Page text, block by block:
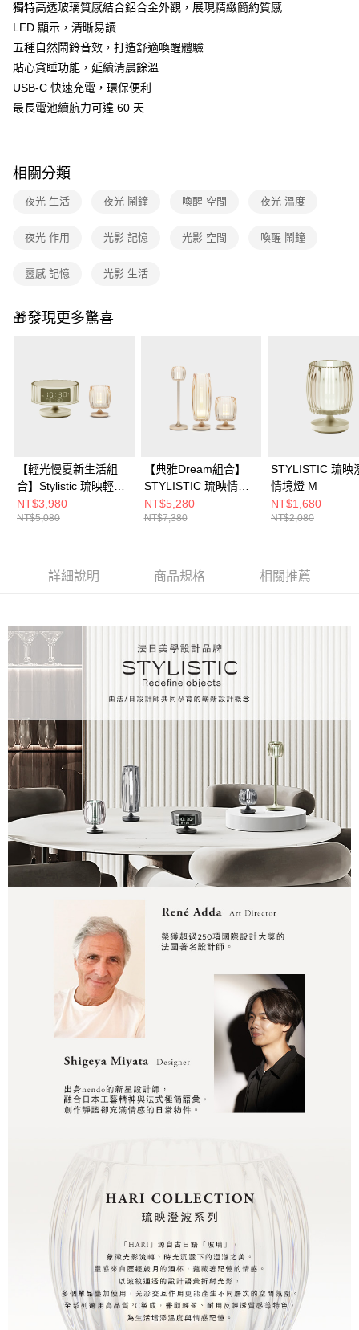
付款後門市自取
免運費
獨特高透玻璃質感結合鋁合金外觀，展現精緻簡約質感
LED 顯示，清晰易讀
五種自然鬧鈴音效，打造舒適喚醒體驗
貼心貪睡功能，延續清晨餘溫
USB-C 快速充電，環保便利
最長電池續航力可達 60 天
相關分類
夜光 生活 夜光 鬧鐘 喚醒 空間 夜光 溫度
夜光 作用 光影 記憶 光影 空間 喚醒 鬧鐘
靈感 記憶 光影 生活
🎁發現更多驚喜
【輕光慢夏新生活組
合】Stylistic 琉映輕觸
喚醒鬧鐘+琉映澄波情
境燈 M
NT$3,980
NT$5,080
【典雅Dream組合】
STYLISTIC 琉映情境
燭燈+ 琉映澄波情境燈
M+L
NT$5,280
NT$7,380
STYLISTIC 琉映
情境燈 M
NT$1,680
NT$2,080
詳細說明 商品規格 相關推薦